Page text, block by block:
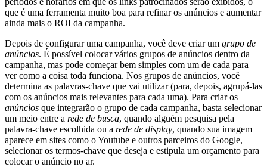
que é uma ferramenta muito boa para refinar os anúncios e aumentar
ainda mais o ROI da campanha.
Depois de configurar uma campanha, você deve criar um grupo de
anúncios. É possível colocar vários grupos de anúncios dentro da
campanha, mas pode começar bem simples com um de cada para
ver como a coisa toda funciona. Nos grupos de anúncios, você
determina as palavras-chave que vai utilizar (para, depois, agrupá-las
com os anúncios mais relevantes para cada uma). Para criar os
anúncios que integrarão o grupo de cada campanha, basta selecionar
um meio entre a rede de busca, quando alguém pesquisa pela
palavra-chave escolhida ou a rede de display, quando sua imagem
aparece em sites como o Youtube e outros parceiros do Google,
selecionar os termos-chave que deseja e estipula um orçamento para
colocar o anúncio no ar.